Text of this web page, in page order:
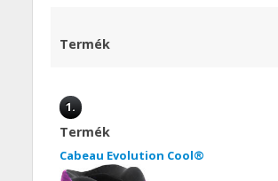
Termék
1.
Termék
Cabeau Evolution Cool®